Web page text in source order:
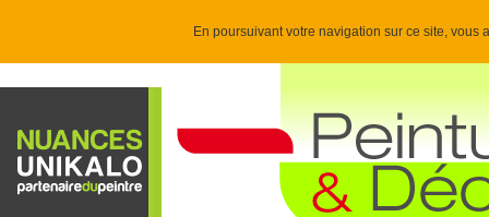
En poursuivant votre navigation sur ce site,